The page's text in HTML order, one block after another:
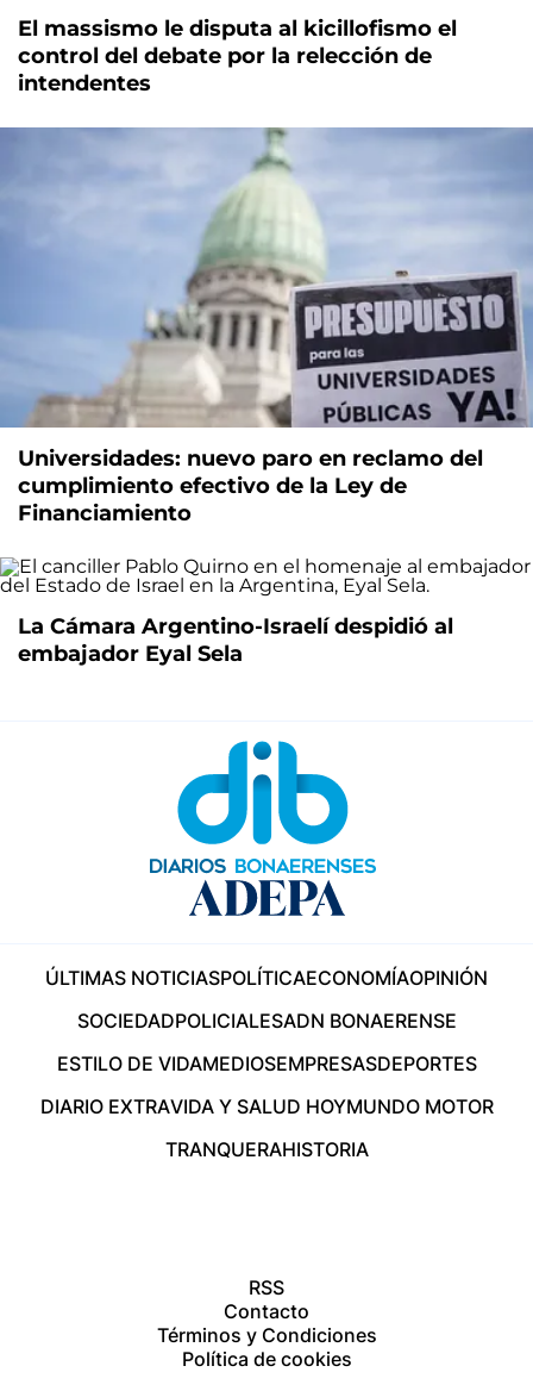
El massismo le disputa al kicillofismo el
control del debate por la relección de
intendentes
Universidades: nuevo paro en reclamo del
cumplimiento efectivo de la Ley de
Financiamiento
La Cámara Argentino-Israelí despidió al
embajador Eyal Sela
ÚLTIMAS NOTICIASPOLÍTICAECONOMÍAOPINIÓN
SOCIEDADPOLICIALESADN BONAERENSE
ESTILO DE VIDAMEDIOSEMPRESASDEPORTES
DIARIO EXTRAVIDA Y SALUD HOYMUNDO MOTOR
TRANQUERAHISTORIA
RSS
Contacto
Términos y Condiciones
Política de cookies